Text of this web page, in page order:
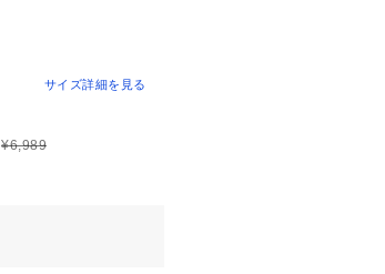
サイズ詳細を見る
¥6,989